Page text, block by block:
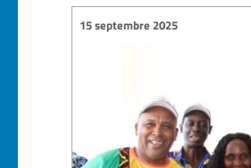
15 septembre 2025